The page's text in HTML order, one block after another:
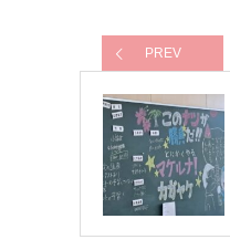
PREV